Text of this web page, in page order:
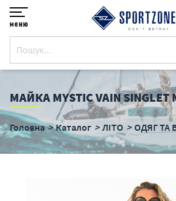
меню
МАЙКА MYSTIC VAIN SINGLET
Головна Каталог ЛІТО ОДЯГ ТА